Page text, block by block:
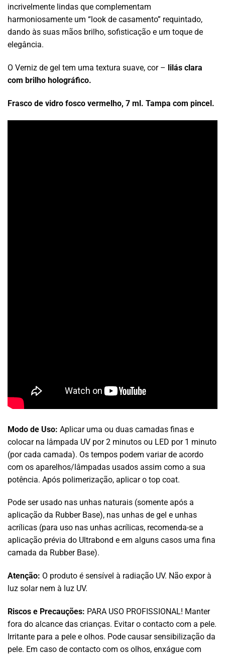
incrivelmente lindas que complementam
harmoniosamente um “look de casamento” requintado,
dando às suas mãos brilho, sofisticação e um toque de
elegância.
O Verniz de gel tem uma textura suave, cor – lilás clara
com brilho holográfico.
Frasco de vidro fosco vermelho, 7 ml. Tampa com pincel.
Modo de Uso: Aplicar uma ou duas camadas finas e
colocar na lâmpada UV por 2 minutos ou LED por 1 minuto
(por cada camada). Os tempos podem variar de acordo
com os aparelhos/lâmpadas usados assim como a sua
potência. Após polimerização, aplicar o top coat.
Pode ser usado nas unhas naturais (somente após a
aplicação da Rubber Base), nas unhas de gel e unhas
acrílicas (para uso nas unhas acrílicas, recomenda-se a
aplicação prévia do Ultrabond e em alguns casos uma fina
camada da Rubber Base).
Atenção: O produto é sensível à radiação UV. Não expor à
luz solar nem à luz UV.
Riscos e Precauções: PARA USO PROFISSIONAL! Manter
fora do alcance das crianças. Evitar o contacto com a pele.
Irritante para a pele e olhos. Pode causar sensibilização da
pele. Em caso de contacto com os olhos, enxágue com